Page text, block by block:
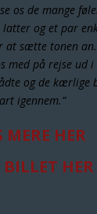
os de mange
latter og et par
at sætte tonen
med på rejse ud i
og de kærlige
igennem.”
HER
HER